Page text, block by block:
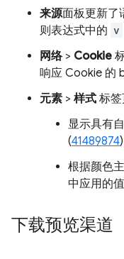
来源面板更新了
则表达式中的 v
网络> Cookie
响应 Cookie 的
元素 > 样式 标签
显示具有
(41489874)
根据颜色
中应用的值
下载预览渠道